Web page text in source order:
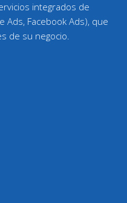
integrados de
Ads, Facebook Ads), que
de su negocio.